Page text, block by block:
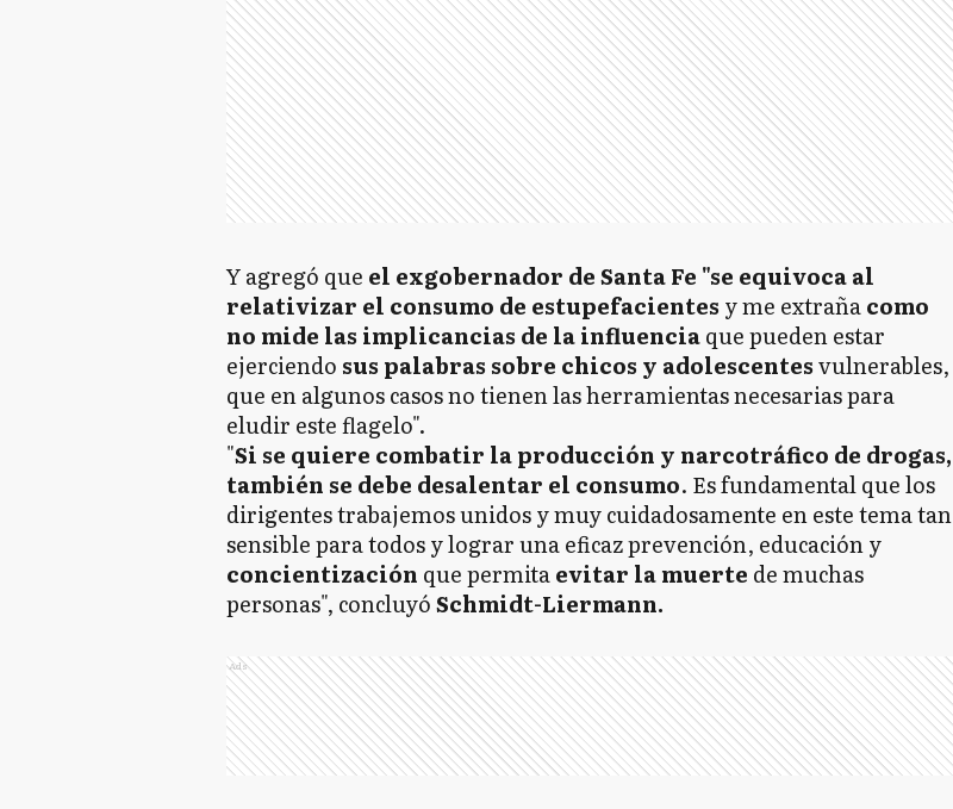
Y agregó que el exgobernador de Santa Fe "se equivoca al
relativizar el consumo de estupefacientes y me extrañacomo
no mide las implicancias de la influenciaque pueden estar
ejerciendo sus palabras sobre chicos y adolescentesvulnerables,
que en algunos casos no tienen las herramientas necesarias para
eludir este flagelo".
"Si se quiere combatir la producción y narcotráfico de drogas,
también se debe desalentar el consumo. Es fundamental que los
dirigentes trabajemos unidos y muy cuidadosamente en este tema tan
sensible para todos y lograr una eficaz prevención, educación y
concientización que permitaevitar la muerte de muchas
personas", concluyóSchmidt-Liermann.
Ads